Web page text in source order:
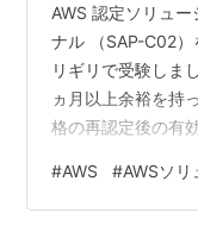
AWS 認定ソリュ
ナル （SAP-C02
リギリで受験しま
ヵ月以上余裕を持
格の再認定後の有
いて AWS認定の
敢えてここで詳細
#AWS #AWSソ